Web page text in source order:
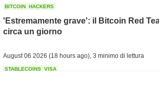
BITCOIN HACKERS
'Estremamente grave': il Bitcoin Red
circa un giorno
August 06 2026 (18 hours ago) 3 minimo di lettura
STABLECOINS VISA